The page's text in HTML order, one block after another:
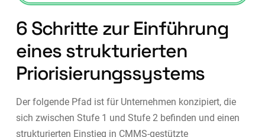
6 Schritte zur Einführung
eines strukturierten
Priorisierungssystems
Der folgende Pfad ist für Unternehmen konzipiert, die
sich zwischen Stufe 1 und Stufe 2 befinden und einen
strukturierten Einstieg in CMMS-gestützte